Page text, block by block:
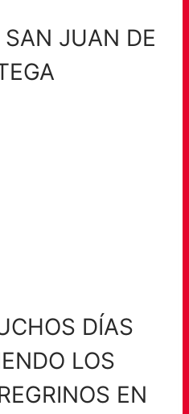
JUAN DE
DÍAS
LOS
EN